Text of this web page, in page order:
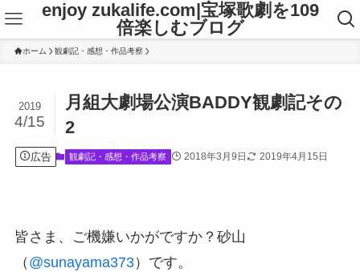
enjoy zukalife.com|宝塚歌劇を109
倍楽しむブログ
ホーム 観劇記・感想・作品考察
月組大劇場公演BADDY観劇記その
2
2019
4/15
広告 観劇記・感想・作品考察 2018年3月9日 2019年4月15日
皆さま、ご機嫌いかがですか？砂山
（ @sunayama373）です。